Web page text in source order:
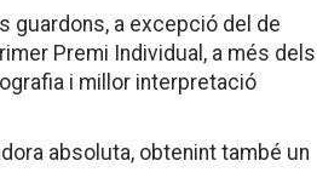
guardons, a excepció del de
Premi Individual, a més dels
i millor interpretació
absoluta, obtenint també un